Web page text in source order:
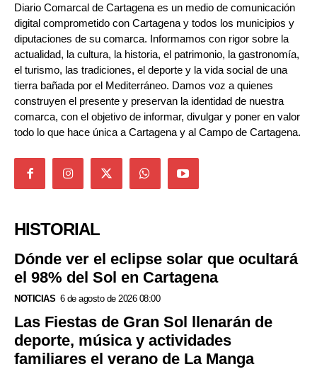
Diario Comarcal de Cartagena es un medio de comunicación
digital comprometido con Cartagena y todos los municipios y
diputaciones de su comarca. Informamos con rigor sobre la
actualidad, la cultura, la historia, el patrimonio, la gastronomía,
el turismo, las tradiciones, el deporte y la vida social de una
tierra bañada por el Mediterráneo. Damos voz a quienes
construyen el presente y preservan la identidad de nuestra
comarca, con el objetivo de informar, divulgar y poner en valor
todo lo que hace única a Cartagena y al Campo de Cartagena.
HISTORIAL
Dónde ver el eclipse solar que ocultará
el 98% del Sol en Cartagena
NOTICIAS 6 de agosto de 2026 08:00
Las Fiestas de Gran Sol llenarán de
deporte, música y actividades
familiares el verano de La Manga